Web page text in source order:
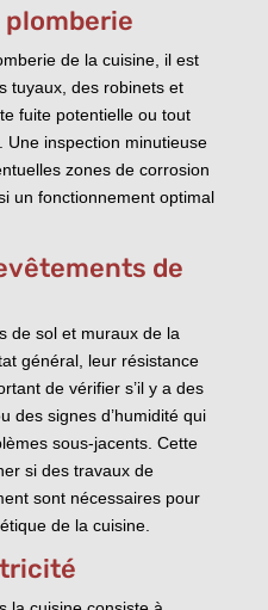
de la cuisine, il est
tuyaux, des robinets et
fuite potentielle ou tout
Une inspection minutieuse
zones de corrosion
un fonctionnement optimal
de
de sol et muraux de la
général, leur résistance
de vérifier s’il y a des
des signes d’humidité qui
sous-jacents. Cette
si des travaux de
sont nécessaires pour
de la cuisine.